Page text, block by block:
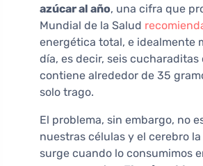
azúcar al año, una cifra que
Mundial de la Salud
energética total, e idealmente
día, es decir, seis
contiene alrededor de 35
solo trago.
El problema, sin embargo, no
nuestras células y el cerebro
surge cuando lo consumimos